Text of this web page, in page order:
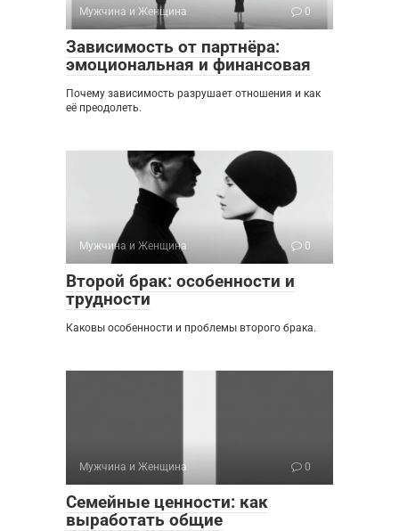
Мужчина и Женщина 0
Зависимость от партнёра:
эмоциональная и финансовая
Почему зависимость разрушает отношения и как
её преодолеть.
Мужчина и Женщина 0
Второй брак: особенности и
трудности
Каковы особенности и проблемы второго брака.
Мужчина и Женщина 0
Семейные ценности: как
выработать общие